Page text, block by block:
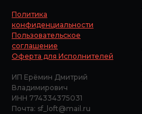
Политика
конфиденциальности
Пользовательское
соглашение
Оферта для Исполнителей
ИП Ерёмин Дмитрий
Владимирович
ИНН 774334375031
Почта: sf_loft@mail.ru